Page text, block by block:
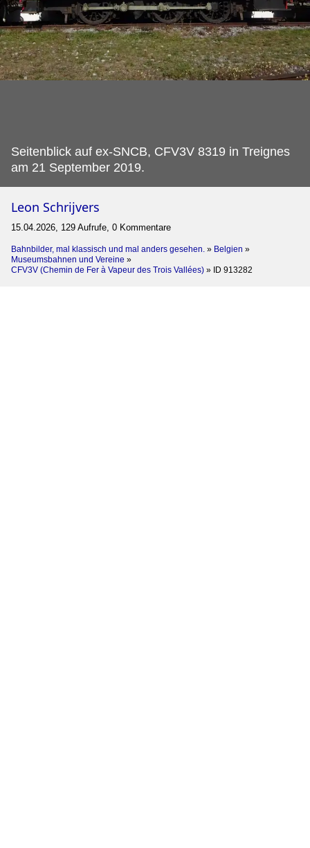
Seitenblick auf ex-SNCB, CFV3V 8319 in Treignes
am 21 September 2019.
Leon Schrijvers
15.04.2026, 129 Aufrufe, 0 Kommentare
Bahnbilder, mal klassisch und mal anders gesehen. » Belgien »
Museumsbahnen und Vereine »
CFV3V (Chemin de Fer à Vapeur des Trois Vallées) » ID 913282